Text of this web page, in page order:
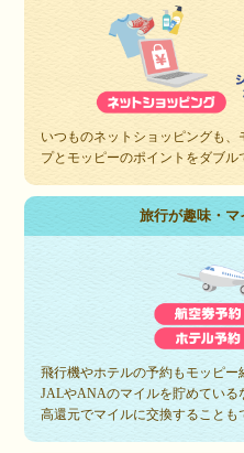
いつものネットショッピングも
プとモッピーのポイントをダブル
旅行が趣味・マ
飛行機やホテルの予約もモッピー
JALやANAのマイルを貯めている
高還元でマイルに交換することも